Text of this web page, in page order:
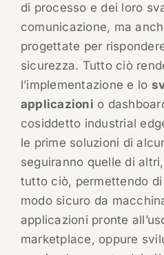
di processo e dei loro
comunicazione, ma
progettate per
sicurezza. Tutto ciò
l’implementazione e lo
applicazioni o
cosiddetto industrial
le prime soluzioni di
seguiranno quelle di
tutto ciò, permettendo
modo sicuro da
applicazioni pronte
marketplace, oppure